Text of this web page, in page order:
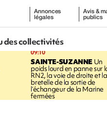
Annonces
légales
Avis &
publics
des collectivités
09:10
SAINTE-SUZANNEUn
poids lourd en panne sur
RN2, la voie de droite et la
bretelle de la sortie de
l’échangeur de la Marine
fermées